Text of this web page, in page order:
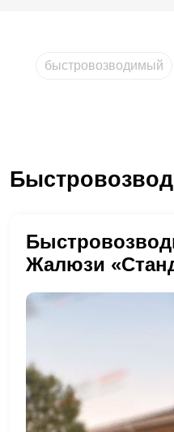
быстровозводимый
Жалюзи